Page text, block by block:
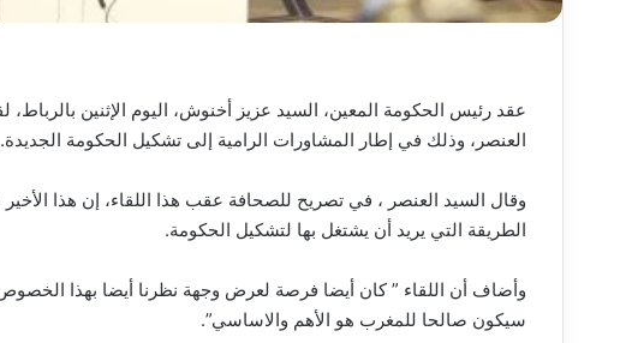
عقد رئيس الحكومة المعين، السيد عزيز أخنوش، اليوم الإثنين بالرباط،
العنصر، وذلك في إطار المشاورات الرامية إلى تشكيل الحكومة الجديدة.
وقال السيد العنصر ، في تصريح للصحافة عقب هذا اللقاء، إن هذا
الطريقة التي يريد أن يشتغل بها لتشكيل الحكومة.
وأضاف أن اللقاء ” كان أيضا فرصة لعرض وجهة نظرنا أيضا بهذا
سيكون صالحا للمغرب هو الأهم والاساسي”.